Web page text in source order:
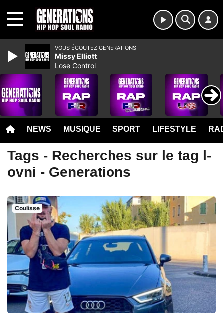
NEWS MUSIQUE SPORT LIFESTYLE
Tags - Recherches sur le tag l-
ovni - Generations
Coulisse
VOUS ÉCOUTEZ GENERATIONS
Missy Elliott
Lose Control